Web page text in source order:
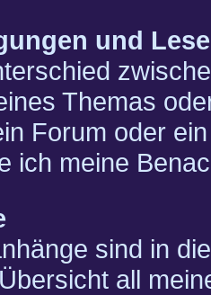
und
Themas
Forum oder
ich meine
sind in
all